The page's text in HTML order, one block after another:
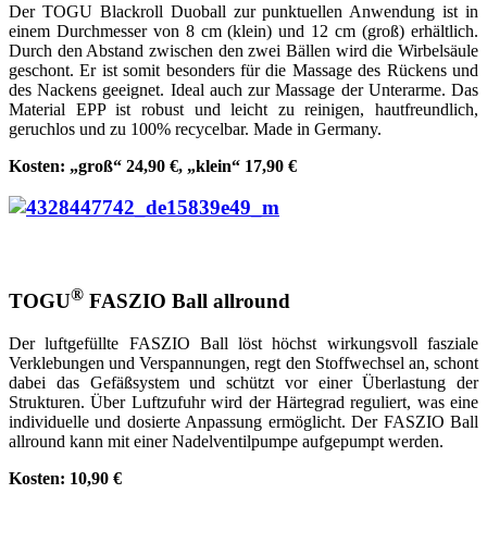
Der TOGU Blackroll Duoball zur punktuellen Anwendung ist in
einem Durchmesser von 8 cm (klein) und 12 cm (groß) erhältlich.
Durch den Abstand zwischen den zwei Bällen wird die Wirbelsäule
geschont. Er ist somit besonders für die Massage des Rückens und
des Nackens geeignet. Ideal auch zur Massage der Unterarme. Das
Material EPP ist robust und leicht zu reinigen, hautfreundlich,
geruchlos und zu 100% recycelbar. Made in Germany.
Kosten: „groß“ 24,90 €, „klein“ 17,90 €
TOGU® FASZIO Ball allround
Der luftgefüllte FASZIO Ball löst höchst wirkungsvoll fasziale
Verklebungen und Verspannungen, regt den Stoffwechsel an, schont
dabei das Gefäßsystem und schützt vor einer Überlastung der
Strukturen. Über Luftzufuhr wird der Härtegrad reguliert, was eine
individuelle und dosierte Anpassung ermöglicht. Der FASZIO Ball
allround kann mit einer Nadelventilpumpe aufgepumpt werden.
Kosten: 10,90 €